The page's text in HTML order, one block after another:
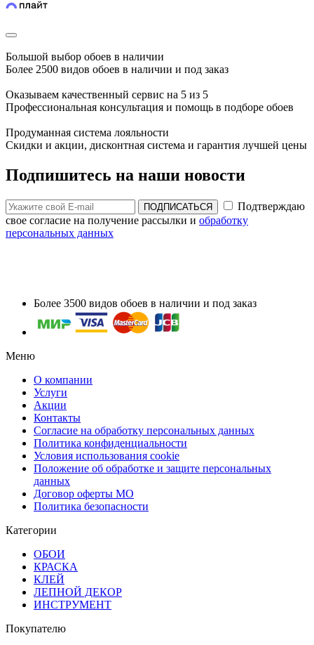
Большой выбор обоев в наличии
Более 2500 видов обоев в наличии и под заказ
Оказываем качественный сервис на 5 из 5
Профессиональная консультация и помощь в подборе обоев
Продуманная система лояльности
Скидки и акции, дисконтная система и гарантия лучшей цены
Подпишитесь на наши новости
ПОДПИСАТЬСЯ
Подтверждаю
свое согласие на получение рассылки и обработку
персональных данных
Более 3500 видов обоев в наличии и под заказ
Меню
О компании
Услуги
Акции
Контакты
Согласие на обработку персональных данных
Политика конфиденциальности
Условия использования cookie
Положение об обработке и защите персональных
данных
Договор оферты МО
Политика безопасности
Категории
ОБОИ
КРАСКА
КЛЕЙ
ЛЕПНОЙ ДЕКОР
ИНСТРУМЕНТ
Покупателю